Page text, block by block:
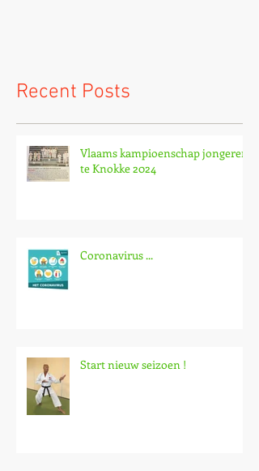
Recent Posts
Vlaams kampioenschap jongeren
te Knokke 2024
Coronavirus ...
Start nieuw seizoen !